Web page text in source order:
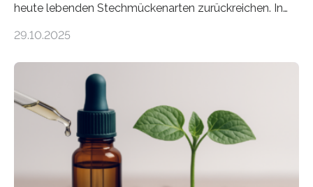
heute lebenden Stechmückenarten zurückreichen. In
Forschende die bisher älteste bekannte Stechmücken-
Region Kachin in Myanmar und hat sich in
ausgezeichnetem Zustand erhalten. Es konnte als neue
Art einer neuen Gattung beschrieben werden und trägt
nun den Namen Cretosabethes primaevus. Dieser erste
fossile Nachweis einer Stechmückenlarve in Bernstein
stellt gleichzeitig den ersten Fossilfund einer
Mückenlarve aus dem Mesozoikum dar, denn…
29.10.2025